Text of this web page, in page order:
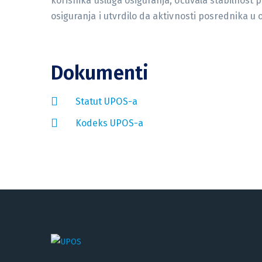
osiguranja i utvrdilo da aktivnosti posrednika u
Dokumenti
Statut UPOS-a
Kodeks UPOS-a